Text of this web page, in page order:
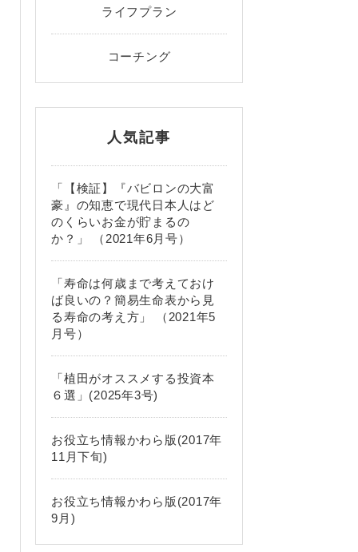
ライフプラン
コーチング
人気記事
「【検証】『バビロンの大富
豪』の知恵で現代日本人はど
のくらいお金が貯まるの
か？」 （2021年6月号）
「寿命は何歳まで考えておけ
ば良いの？簡易生命表から見
る寿命の考え方」 （2021年5
月号）
「植田がオススメする投資本
６選」(2025年3号)
お役立ち情報かわら版(2017年
11月下旬)
お役立ち情報かわら版(2017年
9月)